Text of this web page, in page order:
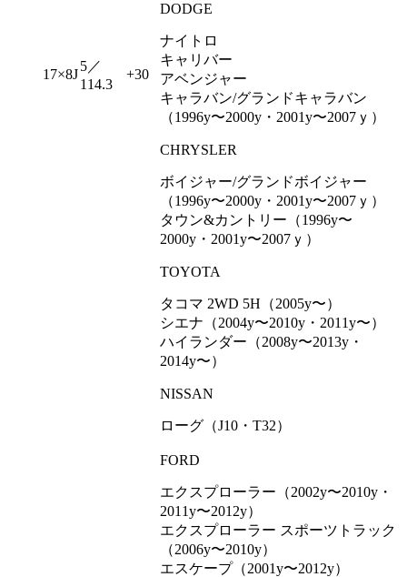
17×8J
5／
114.3
+30
DODGE
ナイトロ
キャリバー
アベンジャー
キャラバン/グランドキャラバン
（1996y〜2000y・2001y〜2007ｙ）
CHRYSLER
ボイジャー/グランドボイジャー
（1996y〜2000y・2001y〜2007ｙ）
タウン&カントリー（1996y〜
2000y・2001y〜2007ｙ）
TOYOTA
タコマ 2WD 5H（2005y〜）
シエナ（2004y〜2010y・2011y〜）
ハイランダー（2008y〜2013y・
2014y〜）
NISSAN
ローグ（J10・T32）
FORD
エクスプローラー（2002y〜2010y・
2011y〜2012y）
エクスプローラー スポーツトラック
（2006y〜2010y）
エスケープ（2001y〜2012y）